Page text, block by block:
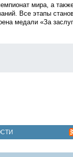
мира, а
Все этапы
медали «За